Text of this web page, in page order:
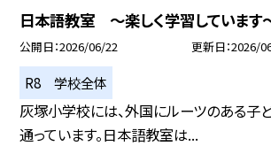
日本語教室 ～楽しく学習しています
公開日 2026/06/22 更新日 2026/
R8 学校全体
灰塚小学校には、外国にルーツのある子
通っています。日本語教室は...